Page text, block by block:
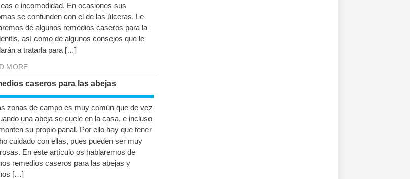
e incomodidad. En ocasiones sus
se confunden con el de las úlceras. Le
de algunos remedios caseros para la
así como de algunos consejos que le
a tratarla para […]
MORE
caseros para las abejas
zonas de campo es muy común que de vez
una abeja se cuele en la casa, e incluso
su propio panal. Por ello hay que tener
cuidado con ellas, pues pueden ser muy
En este artículo os hablaremos de
remedios caseros para las abejas y
[…]